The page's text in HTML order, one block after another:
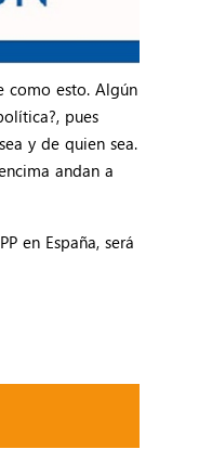
como esto. Algún
pues
y de quien sea.
andan a
en España, será